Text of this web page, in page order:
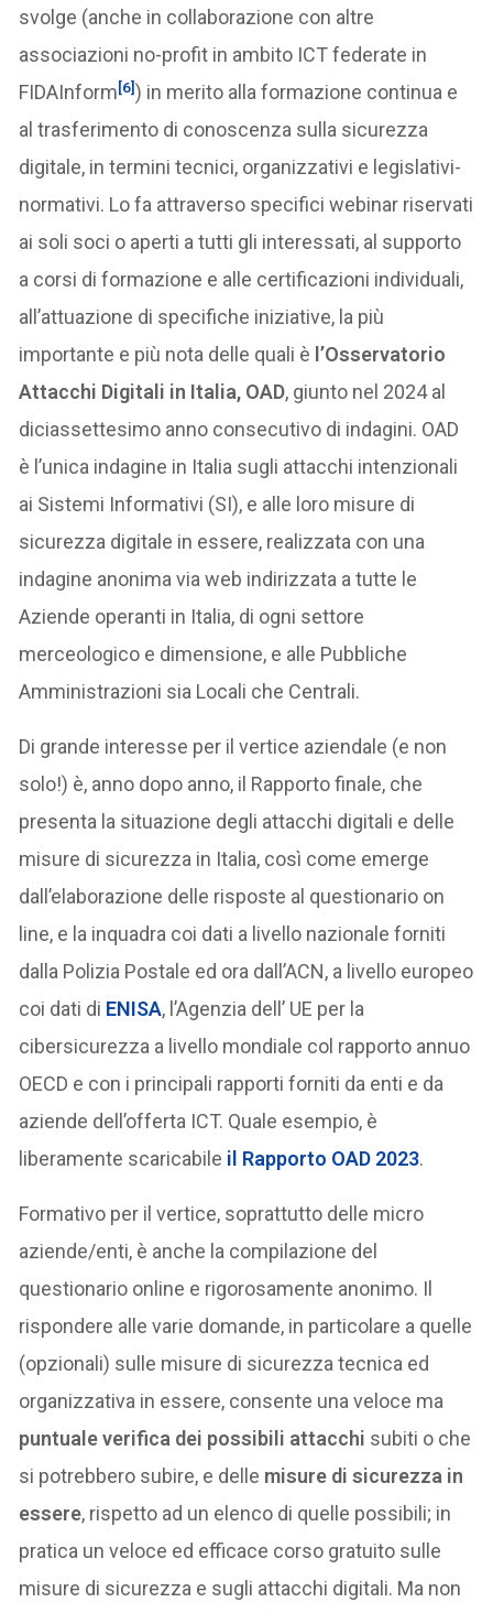
svolge (anche in collaborazione con altre
associazioni no-profit in ambito ICT federate in
FIDAInform[6]) in merito alla formazione continua e
al trasferimento di conoscenza sulla sicurezza
digitale, in termini tecnici, organizzativi e legislativi-
normativi. Lo fa attraverso specifici webinar riservati
ai soli soci o aperti a tutti gli interessati, al supporto
a corsi di formazione e alle certificazioni individuali,
all’attuazione di specifiche iniziative, la più
importante e più nota delle quali è l’Osservatorio
Attacchi Digitali in Italia, OAD, giunto nel 2024 al
diciassettesimo anno consecutivo di indagini. OAD
è l’unica indagine in Italia sugli attacchi intenzionali
ai Sistemi Informativi (SI), e alle loro misure di
sicurezza digitale in essere, realizzata con una
indagine anonima via web indirizzata a tutte le
Aziende operanti in Italia, di ogni settore
merceologico e dimensione, e alle Pubbliche
Amministrazioni sia Locali che Centrali.
Di grande interesse per il vertice aziendale (e non
solo!) è, anno dopo anno, il Rapporto finale, che
presenta la situazione degli attacchi digitali e delle
misure di sicurezza in Italia, così come emerge
dall’elaborazione delle risposte al questionario on
line, e la inquadra coi dati a livello nazionale forniti
dalla Polizia Postale ed ora dall’ACN, a livello europeo
coi dati di ENISA, l’Agenzia dell’ UE per la
cibersicurezza a livello mondiale col rapporto annuo
OECD e con i principali rapporti forniti da enti e da
aziende dell’offerta ICT. Quale esempio, è
liberamente scaricabile il Rapporto OAD 2023.
Formativo per il vertice, soprattutto delle micro
aziende/enti, è anche la compilazione del
questionario online e rigorosamente anonimo. Il
rispondere alle varie domande, in particolare a quelle
(opzionali) sulle misure di sicurezza tecnica ed
organizzativa in essere, consente una veloce ma
puntuale verifica dei possibili attacchi subiti o che
si potrebbero subire, e delle misure di sicurezza in
essere, rispetto ad un elenco di quelle possibili; in
pratica un veloce ed efficace corso gratuito sulle
misure di sicurezza e sugli attacchi digitali. Ma non